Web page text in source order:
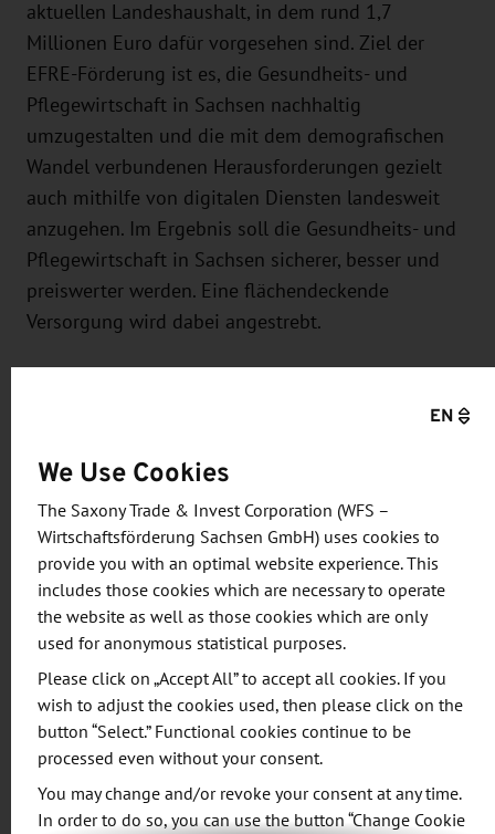
aktuellen Landeshaushalt, in dem rund 1,7
Millionen Euro dafür vorgesehen sind. Ziel der
EFRE-Förderung ist es, die Gesundheits- und
Pflegewirtschaft in Sachsen nachhaltig
umzugestalten und die mit dem demografischen
Wandel verbundenen Herausforderungen gezielt
auch mithilfe von digitalen Diensten landesweit
anzugehen. Im Ergebnis soll die Gesundheits- und
Pflegewirtschaft in Sachsen sicherer, besser und
preiswerter werden. Eine flächendeckende
Versorgung wird dabei angestrebt.
Bewältigung aktueller Herausforderungen ist die
Steigerung der Innovationsfähigkeit von kleinen
und mittleren Unternehmen (KMU) sowie die
Erschließung von Marktpotenzialen in den
Bereichen Gesundheit und Pflege dringend
erforderlich. Mit der Förderung soll die
Wettbewerbsfähigkeit der sächsischen Wirtschaft
gestärkt werden. Sie trägt dazu bei, die
Kooperation von Forschung und Entwicklung
betreibenden Unternehmen untereinander sowie
mit Hochschulen und Forschungseinrichtungen
auszuweiten bzw. diese an eine Zusammenarbeit
EN
We Use Cookies
The Saxony Trade & Invest Corporation (WFS –
Wirtschaftsförderung Sachsen GmbH) uses cookies to
provide you with an optimal website experience. This
includes those cookies which are necessary to operate
the website as well as those cookies which are only
used for anonymous statistical purposes.
Please click on „Accept All” to accept all cookies. If you
wish to adjust the cookies used, then please click on the
button “Select.” Functional cookies continue to be
processed even without your consent.
You may change and/or revoke your consent at any time.
In order to do so, you can use the button “Change Cookie